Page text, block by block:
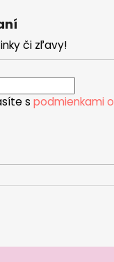
či zľavy!
s podmienkami